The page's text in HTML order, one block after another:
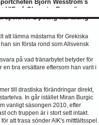
Björn Wesström's
på Olympia. En poäng
spela för 1 poäng har aldrig
att lämna mästarna för Grekiska
sin första rond som Allsvensk
på vad tränarbytet betyder för
en bra ersättare eftersom han varit i
till drastiska förändringar direkt,
In går istället Miran Burgic
vanligt säsongen 2010, efter
och truppen är i stort sett intakt.
att trasa sönder AIK's mittfältsspel.